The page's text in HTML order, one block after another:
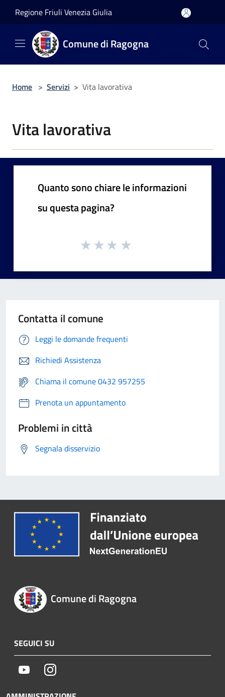
Regione Friuli Venezia Giulia
Comune di Ragogna
Home > Servizi > Vita lavorativa
Vita lavorativa
Quanto sono chiare le informazioni
su questa pagina?
Contatta il comune
Leggi le domande frequenti
Richiedi Assistenza
Chiama il comune 0432 957255
Prenota un appuntamento
Problemi in città
Segnala disservizio
Comune di Ragogna
SEGUICI SU
YoutubeInstagram